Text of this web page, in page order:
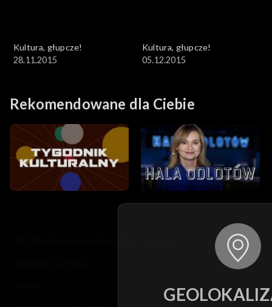
Kultura, głupcze!
28.11.2015
Kultura, głupcze!
05.12.2015
Rekomendowane dla Ciebie